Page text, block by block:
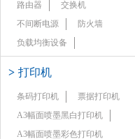
路由器
交换机
不间断电源
防火墙
负载均衡设备
> 打印机
条码打印机
票据打印机
A3幅面喷墨黑白打印机
A3幅面喷墨彩色打印机